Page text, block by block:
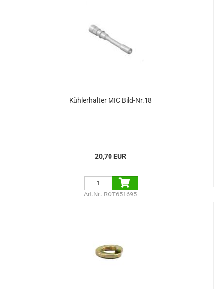
Kühlerhalter MIC Bild-Nr.18
20,70 EUR
Art.Nr.: ROT651695